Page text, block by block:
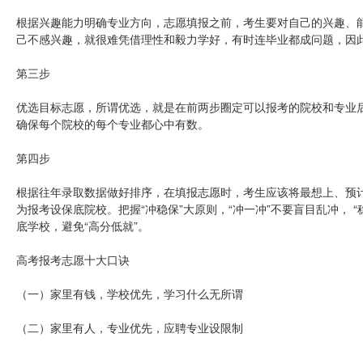
根据兴趣能力明确专业方向，志愿填报之前，考生要对自己的兴趣
己不感兴趣，就很难凭借理性和毅力学好，有时连毕业都成问题，
第三步
优选目标志愿，所谓优选，就是在前两步圈定可以报考的院校和专
确保每个院校的每个专业都心中有数。
第四步
根据往年录取数据做好排序，在填报志愿时，考生应该将最想上、
为报考设保底院校。把握“冲稳保”大原则，“冲一冲”不要盲目乱冲，
底学校，避免“高分低就”。
高考报考志愿十大口诀
（一）家里有钱，学校优先，学习什么无所谓
（二）家里有人，专业优先，应聘专业设限制